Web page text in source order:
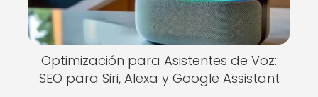
Optimización para Asistentes de Voz:
SEO para Siri, Alexa y Google Assistant